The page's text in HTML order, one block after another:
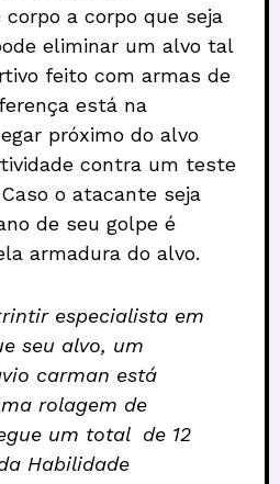
corpo a corpo que seja
eliminar um alvo tal
feito com armas de
está na
próximo do alvo
contra um teste
o atacante seja
de seu golpe é
armadura do alvo.
especialista em
seu alvo, um
carman está
rolagem de
um total de 12
Habilidade